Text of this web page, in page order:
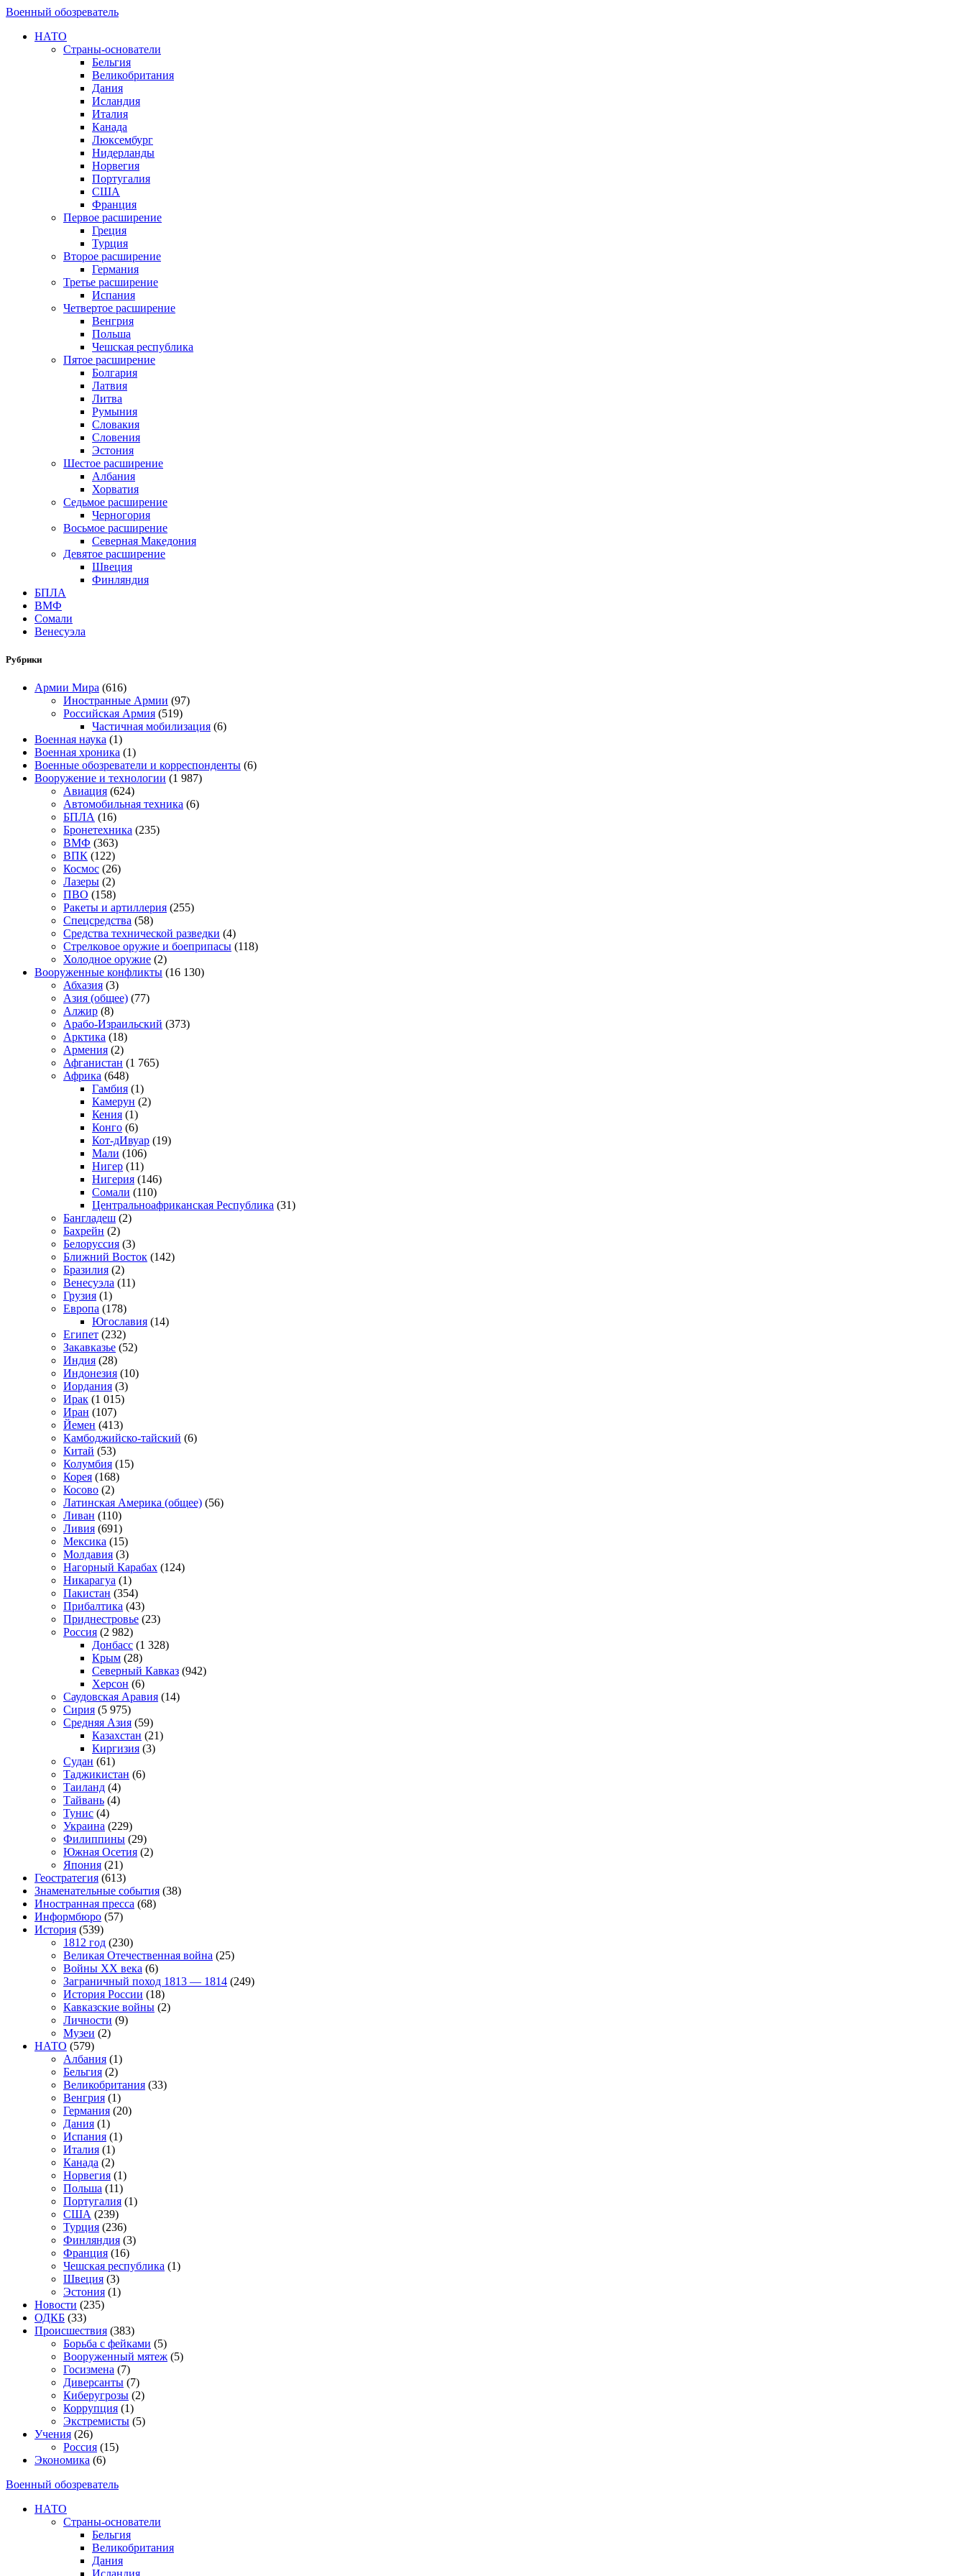
Военный обозреватель
НАТО
Страны-основатели
Бельгия
Великобритания
Дания
Исландия
Италия
Канада
Люксембург
Нидерланды
Норвегия
Португалия
США
Франция
Первое расширение
Греция
Турция
Второе расширение
Германия
Третье расширение
Испания
Четвертое расширение
Венгрия
Польша
Чешская республика
Пятое расширение
Болгария
Латвия
Литва
Румыния
Словакия
Словения
Эстония
Шестое расширение
Албания
Хорватия
Седьмое расширение
Черногория
Восьмое расширение
Северная Македония
Девятое расширение
Швеция
Финляндия
БПЛА
ВМФ
Сомали
Венесуэла
Рубрики
Армии Мира (616)
Иностранные Армии (97)
Российская Армия (519)
Частичная мобилизация (6)
Военная наука (1)
Военная хроника (1)
Военные обозреватели и корреспонденты (6)
Вооружение и технологии (1 987)
Авиация (624)
Автомобильная техника (6)
БПЛА (16)
Бронетехника (235)
ВМФ (363)
ВПК (122)
Космос (26)
Лазеры (2)
ПВО (158)
Ракеты и артиллерия (255)
Спецсредства (58)
Средства технической разведки (4)
Стрелковое оружие и боеприпасы (118)
Холодное оружие (2)
Вооруженные конфликты (16 130)
Абхазия (3)
Азия (общее) (77)
Алжир (8)
Арабо-Израильский (373)
Арктика (18)
Армения (2)
Афганистан (1 765)
Африка (648)
Гамбия (1)
Камерун (2)
Кения (1)
Конго (6)
Кот-дИвуар (19)
Мали (106)
Нигер (11)
Нигерия (146)
Сомали (110)
Центральноафриканская Республика (31)
Бангладеш (2)
Бахрейн (2)
Белоруссия (3)
Ближний Восток (142)
Бразилия (2)
Венесуэла (11)
Грузия (1)
Европа (178)
Югославия (14)
Египет (232)
Закавказье (52)
Индия (28)
Индонезия (10)
Иордания (3)
Ирак (1 015)
Иран (107)
Йемен (413)
Камбоджийско-тайский (6)
Китай (53)
Колумбия (15)
Корея (168)
Косово (2)
Латинская Америка (общее) (56)
Ливан (110)
Ливия (691)
Мексика (15)
Молдавия (3)
Нагорный Карабах (124)
Никарагуа (1)
Пакистан (354)
Прибалтика (43)
Приднестровье (23)
Россия (2 982)
Донбасс (1 328)
Крым (28)
Северный Кавказ (942)
Херсон (6)
Саудовская Аравия (14)
Сирия (5 975)
Средняя Азия (59)
Казахстан (21)
Киргизия (3)
Судан (61)
Таджикистан (6)
Таиланд (4)
Тайвань (4)
Тунис (4)
Украина (229)
Филиппины (29)
Южная Осетия (2)
Япония (21)
Геостратегия (613)
Знаменательные события (38)
Иностранная пресса (68)
Информбюро (57)
История (539)
1812 год (230)
Великая Отечественная война (25)
Войны XX века (6)
Заграничный поход 1813 — 1814 (249)
История России (18)
Кавказские войны (2)
Личности (9)
Музеи (2)
НАТО (579)
Албания (1)
Бельгия (2)
Великобритания (33)
Венгрия (1)
Германия (20)
Дания (1)
Испания (1)
Италия (1)
Канада (2)
Норвегия (1)
Польша (11)
Португалия (1)
США (239)
Турция (236)
Финляндия (3)
Франция (16)
Чешская республика (1)
Швеция (3)
Эстония (1)
Новости (235)
ОДКБ (33)
Происшествия (383)
Борьба с фейками (5)
Вооруженный мятеж (5)
Госизмена (7)
Диверсанты (7)
Киберугрозы (2)
Коррупция (1)
Экстремисты (5)
Учения (26)
Россия (15)
Экономика (6)
Военный обозреватель
НАТО
Страны-основатели
Бельгия
Великобритания
Дания